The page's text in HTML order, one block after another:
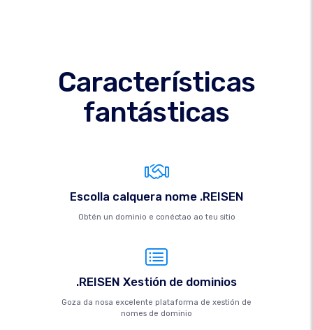
Características
fantásticas
Escolla calquera nome .REISEN
Obtén un dominio e conéctao ao teu sitio
.REISEN Xestión de dominios
Goza da nosa excelente plataforma de xestión de
nomes de dominio